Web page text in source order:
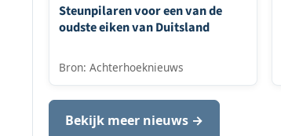
Steunpilaren voor een van de
oudste eiken van Duitsland
Bron: Achterhoeknieuws
Bekijk meer nieuws →